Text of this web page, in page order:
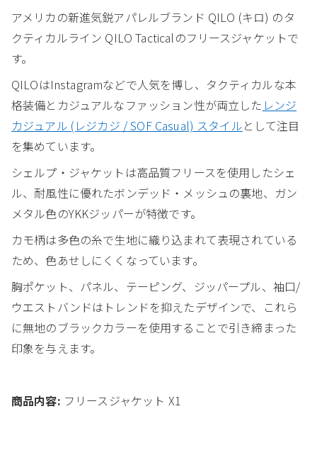
アメリカの新進気鋭アパレルブランド QILO (キロ) のタ
クティカルライン QILO Tacticalのフリースジャケットで
す。
QILOはInstagramなどで人気を博し、タクティカルな本
格装備とカジュアルなファッション性が両立した レンジ
カジュアル (レジカジ / SOF Casual) スタイルとして注目
を集めています。
シェルプ・ジャケットは高品質フリースを使用したシェ
ル、耐風性に優れたボンデッド・メッシュの裏地、ガン
メタル色のYKKジッパーが特徴です。
カモ柄は多色の糸で生地に織り込まれて表現されている
ため、色あせしにくくなっています。
胸ポケット、パネル、テーピング、ジッパープル、袖口/
ウエストバンドはトレンドを抑えたデザインで、これら
に無地のブラックカラーを使用することで引き締まった
印象を与えます。
商品内容: フリースジャケット X1